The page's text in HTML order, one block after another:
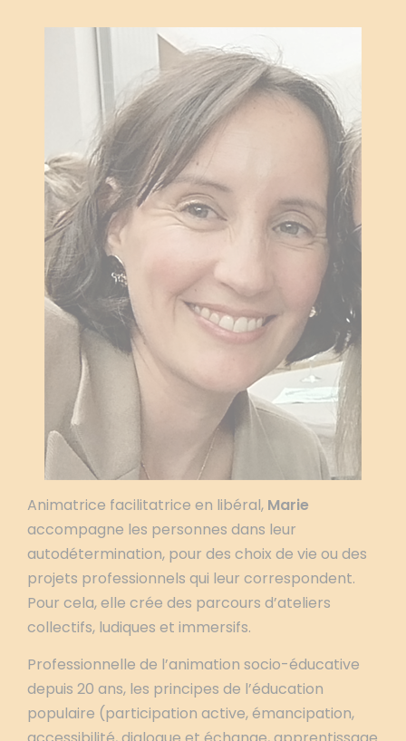
Animatrice facilitatrice en libéral, Marie
accompagne les personnes dans leur
autodétermination, pour des choix de vie ou des
projets professionnels qui leur correspondent.
Pour cela, elle crée des parcours d’ateliers
collectifs, ludiques et immersifs.
Professionnelle de l’animation socio-éducative
depuis 20 ans, les principes de l’éducation
populaire (participation active, émancipation,